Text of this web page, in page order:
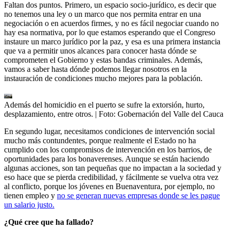
Faltan dos puntos. Primero, un espacio socio-jurídico, es decir que
no tenemos una ley o un marco que nos permita entrar en una
negociación o en acuerdos firmes, y no es fácil negociar cuando no
hay esa normativa, por lo que estamos esperando que el Congreso
instaure un marco jurídico por la paz, y esa es una primera instancia
que va a permitir unos alcances para conocer hasta dónde se
comprometen el Gobierno y estas bandas criminales. Además,
vamos a saber hasta dónde podemos llegar nosotros en la
instauración de condiciones mucho mejores para la población.
Además del homicidio en el puerto se sufre la extorsión, hurto,
desplazamiento, entre otros. | Foto: Gobernación del Valle del Cauca
En segundo lugar, necesitamos condiciones de intervención social
mucho más contundentes, porque realmente el Estado no ha
cumplido con los compromisos de intervención en los barrios, de
oportunidades para los bonaverenses. Aunque se están haciendo
algunas acciones, son tan pequeñas que no impactan a la sociedad y
eso hace que se pierda credibilidad, y fácilmente se vuelva otra vez
al conflicto, porque los jóvenes en Buenaventura, por ejemplo, no
tienen empleo y no se generan nuevas empresas donde se les pague
un salario justo.
¿Qué cree que ha fallado?